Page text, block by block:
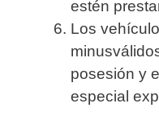
estén
Los
posesión y
especial